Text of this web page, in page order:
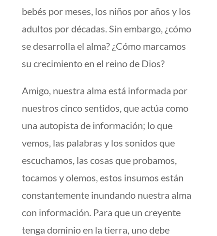
bebés por meses, los niños por años y los
adultos por décadas. Sin embargo, ¿cómo
se desarrolla el alma? ¿Cómo marcamos
su crecimiento en el reino de Dios?
Amigo, nuestra alma está informada por
nuestros cinco sentidos, que actúa como
una autopista de información; lo que
vemos, las palabras y los sonidos que
escuchamos, las cosas que probamos,
tocamos y olemos, estos insumos están
constantemente inundando nuestra alma
con información. Para que un creyente
tenga dominio en la tierra, uno debe